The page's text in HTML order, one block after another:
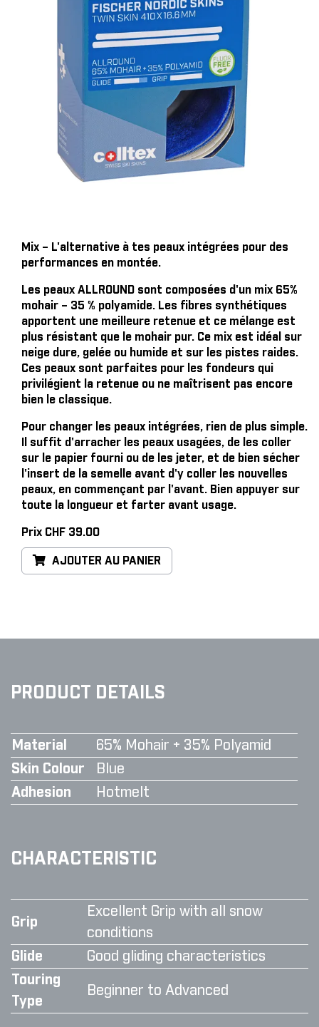
Mix – L'alternative à tes peaux intégrées pour des
performances en montée.
Les peaux ALLROUND sont composées d'un mix 65%
mohair – 35 % polyamide. Les fibres synthétiques
apportent une meilleure retenue et ce mélange est
plus résistant que le mohair pur. Ce mix est idéal sur
neige dure, gelée ou humide et sur les pistes raides.
Ces peaux sont parfaites pour les fondeurs qui
privilégient la retenue ou ne maîtrisent pas encore
bien le classique.
Pour changer les peaux intégrées, rien de plus simple.
Il suffit d'arracher les peaux usagées, de les coller
sur le papier fourni ou de les jeter, et de bien sécher
l'insert de la semelle avant d'y coller les nouvelles
peaux, en commençant par l'avant. Bien appuyer sur
toute la longueur et farter avant usage.
Prix CHF 39.00
AJOUTER AU PANIER
PRODUCT DETAILS
Material
65% Mohair + 35% Polyamid
Skin Colour
Blue
Adhesion
Hotmelt
CHARACTERISTIC
Grip
Excellent Grip with all snow
conditions
Glide
Good gliding characteristics
Touring
Type
Beginner to Advanced